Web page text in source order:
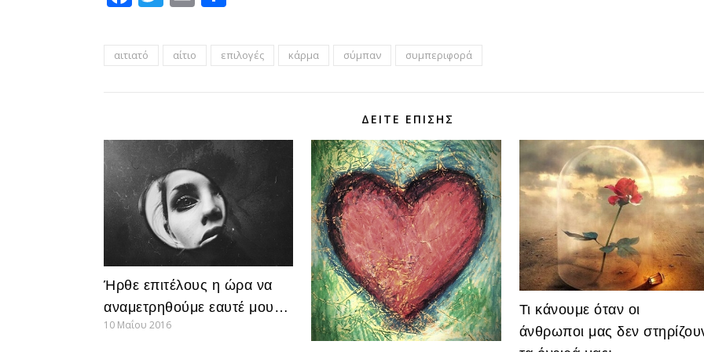
αιτιατό αίτιο επιλογές κάρμα σύμπαν συμπεριφορά
ΔΕΊΤΕ ΕΠΊΣΗΣ
Ήρθε επιτέλους η ώρα να
αναμετρηθούμε εαυτέ μου…
10 Μαΐου 2016
Τι κάνουμε όταν οι
άνθρωποι μας δεν